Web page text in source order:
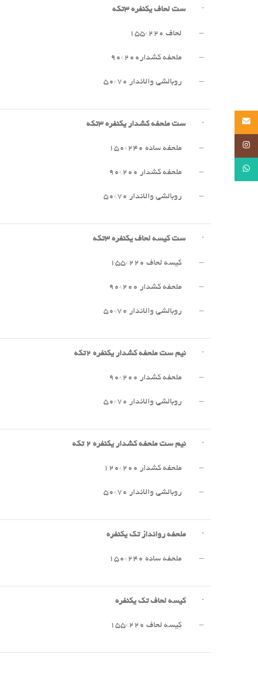
· ست لحاف یکنفره ۳تکه
– لحاف ۲۲۰*۱۵۵
– ملحفه کشدار۲۰۰*۹۰
– روبالشی والاندار ۷۰*۵۰
· ست ملحفه کشدار یکنفره ۳تکه
– ملحفه ساده ۲۴۰*۱۵۰
– ملحفه کشدار ۲۰۰*۹۰
– روبالشی والاندار ۷۰*۵۰
· ست کیسه لحاف یکنفره ۳تکه
– کیسه لحاف ۲۲۰*۱۵۵
– ملحفه کشدار ۲۰۰*۹۰
– روبالشی والاندار ۷۰*۵۰
·نیم ست ملحفه کشدار یکنفره ۲تکه
– ملحفه کشدار ۲۰۰*۹۰
– روبالشی والاندار ۷۰*۵۰
·نیم ست ملحفه کشدار یکنفره ۲ تکه
– ملحفه کشدار ۲۰۰*۱۲۰
– روبالشی والاندار ۷۰*۵۰
·ملحفه روانداز تک یکنفره
– ملحفه ساده ۲۴۰*۱۵۰
·کیسه لحاف تک یکنفره
– کیسه لحاف ۲۲۰*۱۵۵
Instagram
WhatsApp